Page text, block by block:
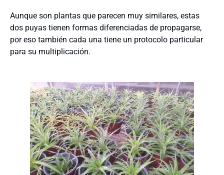
Aunque son plantas que parecen muy similares, estas
dos puyas tienen formas diferenciadas de propagarse,
por eso también cada una tiene un protocolo particular
para su multiplicación.